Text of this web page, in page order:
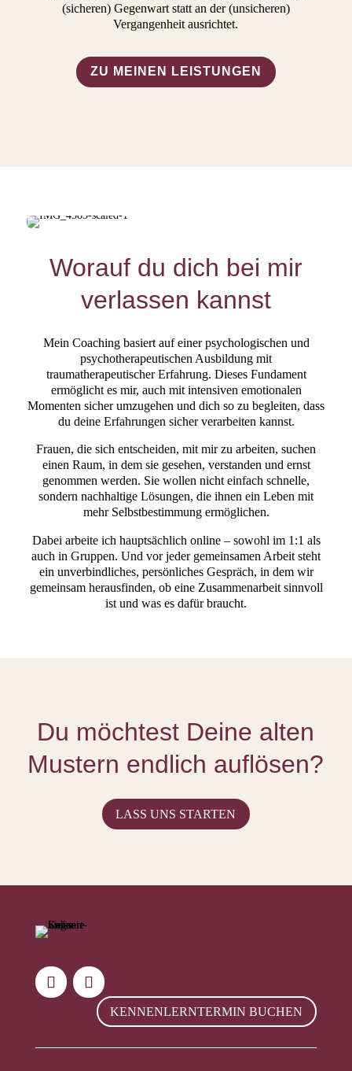
(sicheren) Gegenwart statt an der (unsicheren)
Vergangenheit ausrichtet.
ZU MEINEN LEISTUNGEN
Worauf du dich bei mir
verlassen kannst
Mein Coaching basiert auf einer psychologischen und
psychotherapeutischen Ausbildung mit
traumatherapeutischer Erfahrung. Dieses Fundament
ermöglicht es mir, auch mit intensiven emotionalen
Momenten sicher umzugehen und dich so zu begleiten, dass
du deine Erfahrungen sicher verarbeiten kannst.
Frauen, die sich entscheiden, mit mir zu arbeiten, suchen
einen Raum, in dem sie gesehen, verstanden und ernst
genommen werden. Sie wollen nicht einfach schnelle,
sondern nachhaltige Lösungen, die ihnen ein Leben mit
mehr Selbstbestimmung ermöglichen.
Dabei arbeite ich hauptsächlich online – sowohl im 1:1 als
auch in Gruppen. Und vor jeder gemeinsamen Arbeit steht
ein unverbindliches, persönliches Gespräch, in dem wir
gemeinsam herausfinden, ob eine Zusammenarbeit sinnvoll
ist und was es dafür braucht.
Du möchtest Deine alten
Mustern endlich auflösen?
LASS UNS STARTEN
KENNENLERNTERMIN BUCHEN